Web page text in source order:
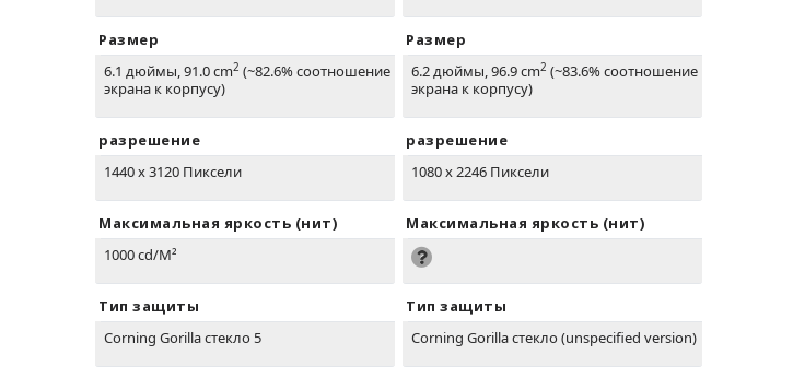
Размер
6.1 дюймы, 91.0 cm2 (~82.6% соотношение
экрана к корпусу)
разрешение
1440 x 3120 Пиксели
Максимальная яркость (нит)
1000 cd/M²
Тип защиты
Corning Gorilla стекло 5
Размер
6.2 дюймы, 96.9 cm2 (~83.6% соотношение
экрана к корпусу)
разрешение
1080 x 2246 Пиксели
Максимальная яркость (нит)
Тип защиты
Corning Gorilla стекло (unspecified version)